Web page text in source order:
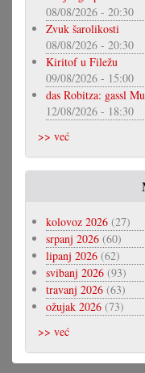
08/08/2026 - 20:30
Zvuk šarolikosti
08/08/2026 - 20:30
Kiritof u Filežu
09/08/2026 - 15:00
das Robitza: gassl
12/08/2026 - 18:30
>> već
kolovoz 2026 (27)
srpanj 2026 (60)
lipanj 2026 (62)
svibanj 2026 (93)
travanj 2026 (63)
ožujak 2026 (73)
>> već